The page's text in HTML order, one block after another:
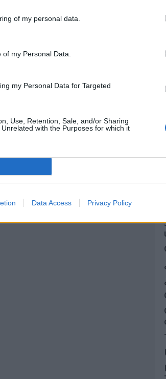
of my personal data.
my Personal Data.
my Personal Data for Targeted
Use, Retention, Sale, and/or Sharing
with the Purposes for which it
Data Access Privacy Policy